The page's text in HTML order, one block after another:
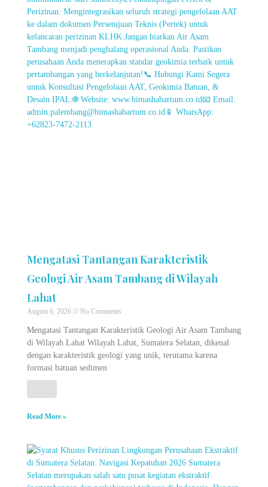
Mengatasi Tantangan Karakteristik
Geologi Air Asam Tambang di Wilayah
Lahat
August 6, 2026 No Comments
Mengatasi Tantangan Karakteristik Geologi Air Asam Tambang
di Wilayah Lahat Wilayah Lahat, Sumatera Selatan, dikenal
dengan karakteristik geologi yang unik, terutama karena
formasi batuan sedimen
Read More »